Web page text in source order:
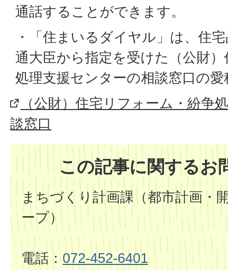
通話することができます。
・「住まいるダイヤル」は、住
通大臣から指定を受けた（公財
処理支援センターの相談窓口の
（公財）住宅リフォーム・紛争
談窓口
この記事に関するお
まちづくり計画課（都市計画・
ープ）
電話：072-452-6401